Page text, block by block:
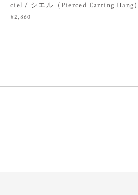
ciel / シエル（Pierced Earring Hang）
¥2,860